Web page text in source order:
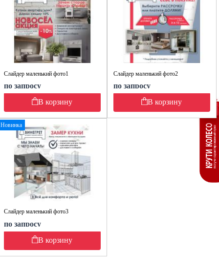
Слайдер маленький фото1
по запросу
В корзину
Слайдер маленький фото2
по запросу
В корзину
Новинка
Слайдер маленький фото3
по запросу
В корзину